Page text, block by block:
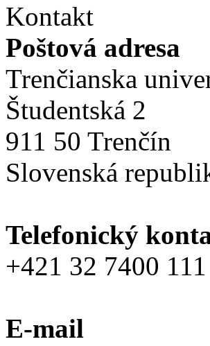
Kontakt
Poštová adresa
Trenčianska
Študentská 2
911 50 Trenčín
Slovenská
Telefonický
+421 32 7400 111
E-mail